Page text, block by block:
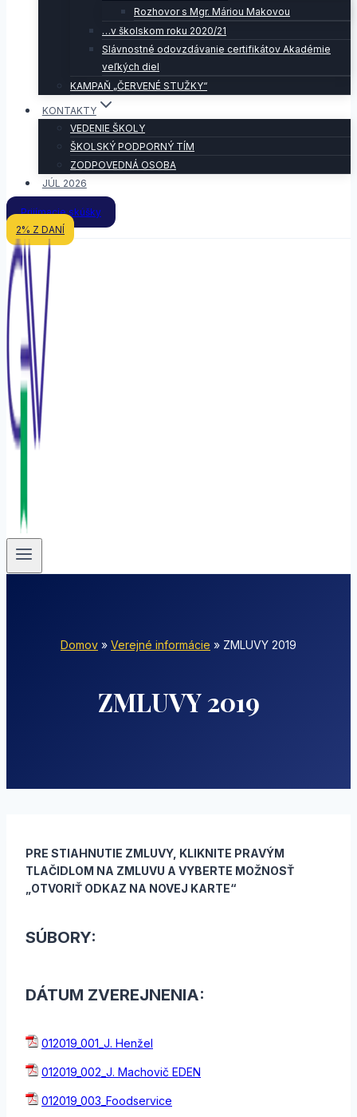
Rozhovor s Mgr. Máriou Makovou
…v školskom roku 2020/21
Slávnostné odovzdávanie certifikátov Akadémie
veľkých diel
KAMPAŇ „ČERVENÉ STUŽKY“
KONTAKTY
VEDENIE ŠKOLY
ŠKOLSKÝ PODPORNÝ TÍM
ZODPOVEDNÁ OSOBA
JÚL 2026
Prijímacie skúšky
2% Z DANÍ
Domov » Verejné informácie » ZMLUVY 2019
ZMLUVY 2019
PRE STIAHNUTIE ZMLUVY, KLIKNITE PRAVÝM
TLAČIDLOM NA ZMLUVU A VYBERTE MOŽNOSŤ
„OTVORIŤ ODKAZ NA NOVEJ KARTE“
SÚBORY:
DÁTUM ZVEREJNENIA:
012019_001_J. Henžel
012019_002_J. Machovič EDEN
012019_003_Foodservice